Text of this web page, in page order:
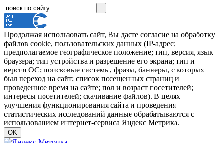
Продолжая использовать сайт, Вы даете согласие на обработку
файлов cookie, пользовательских данных (IP-адрес;
предполагаемое географическое положение; тип, версия, язык
браузера; тип устройства и разрешение его экрана; тип и
версия ОС; поисковые системы, фразы, баннеры, с которых
был переход на сайт; список посещенных страниц и
проведенное время на сайте; пол и возраст посетителей;
интересы посетителей; скачивание файлов). В целях
улучшения функционирования сайта и проведения
статистических исследований данные обрабатываются с
использованием интернет-сервиса Яндекс Метрика.
OK